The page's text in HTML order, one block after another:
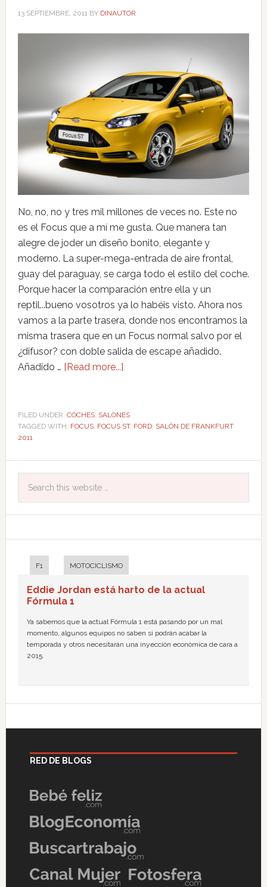
13 SEPTIEMBRE, 2011 BY DINAUTOR
No, no, no y tres mil millones de veces no. Este no
es el Focus que a mí me gusta. Que manera tan
alegre de joder un diseño bonito, elegante y
moderno. La super-mega-entrada de aire frontal,
guay del paraguay, se carga todo el estilo del coche.
Porque hacer la comparación entre ella y un
reptil...bueno vosotros ya lo habéis visto. Ahora nos
vamos a la parte trasera, donde nos encontramos la
misma trasera que en un Focus normal salvo por el
¿difusor? con doble salida de escape añadido.
Añadido … [Read more...]
FILED UNDER: COCHES, SALONES
TAGGED WITH: FOCUS, FOCUS ST, FORD, SALÓN DE FRANKFURT
2011
F1 MOTOCICLISMO
Eddie Jordan está harto de la actual
Fórmula 1
Ya sabemos que la actual Fórmula 1 está pasando por un mal
momento, algunos equipos no saben si podrán acabar la
temporada y otros necesitarán una inyección económica de cara a
2015.
RED DE BLOGS